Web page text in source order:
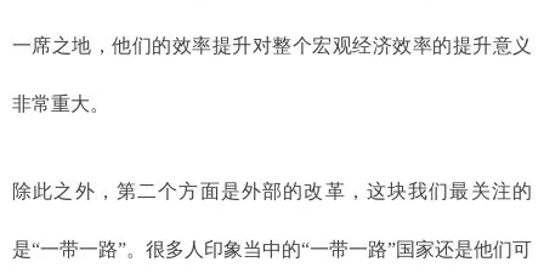
一席之地，他们的效率提升对整个宏观经济效率的提升意义
非常重大。
除此之外，第二个方面是外部的改革，这块我们最关注的
是“一带一路”。很多人印象当中的“一带一路”国家还是他们可